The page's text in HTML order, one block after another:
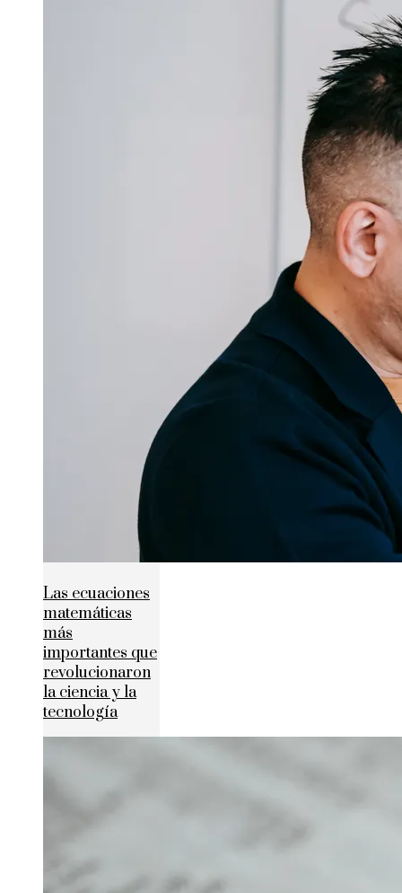
Las ecuaciones
matemáticas
más
importantes que
revolucionaron
la ciencia y la
tecnología